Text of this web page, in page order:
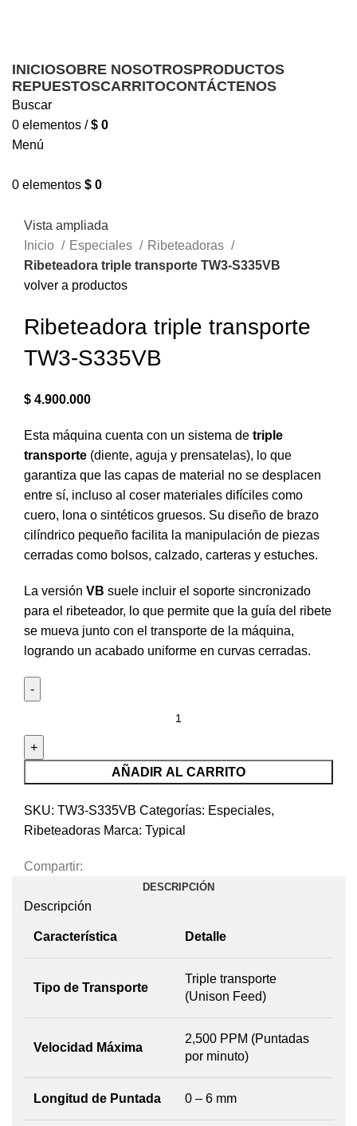
INICIOSOBRE NOSOTROSPRODUCTOS
REPUESTOSCARRITOCONTÁCTENOS
Buscar
0 elementos / $ 0
Menú
0 elementos $ 0
Vista ampliada
Inicio
Especiales
Ribeteadoras
Ribeteadora triple transporte TW3-S335VB
volver a productos
Ribeteadora triple transporte
TW3-S335VB
$ 4.900.000
Esta máquina cuenta con un sistema de triple
transporte (diente, aguja y prensatelas), lo que
garantiza que las capas de material no se desplacen
entre sí, incluso al coser materiales difíciles como
cuero, lona o sintéticos gruesos. Su diseño de brazo
cilíndrico pequeño facilita la manipulación de piezas
cerradas como bolsos, calzado, carteras y estuches.
La versión VB suele incluir el soporte sincronizado
para el ribeteador, lo que permite que la guía del ribete
se mueva junto con el transporte de la máquina,
logrando un acabado uniforme en curvas cerradas.
AÑADIR AL CARRITO
SKU: TW3-S335VB Categorías: Especiales,
Ribeteadoras Marca: Typical
Compartir:
DESCRIPCIÓN
Descripción
Característica Detalle
Tipo de Transporte
Triple transporte
(Unison Feed)
Velocidad Máxima
2,500 PPM (Puntadas
por minuto)
Longitud de Puntada 0 – 6 mm